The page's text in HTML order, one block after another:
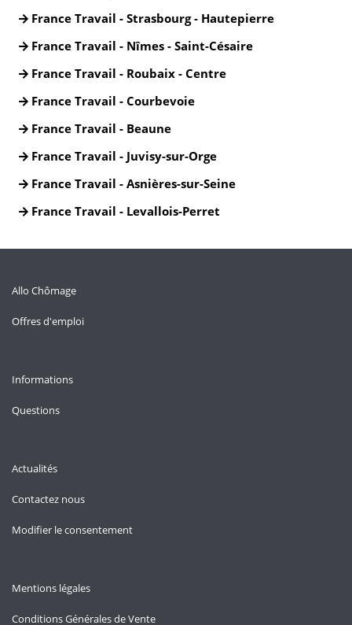
France Travail - Strasbourg - Hautepierre
France Travail - Nîmes - Saint-Césaire
France Travail - Roubaix - Centre
France Travail - Courbevoie
France Travail - Beaune
France Travail - Juvisy-sur-Orge
France Travail - Asnières-sur-Seine
France Travail - Levallois-Perret
Allo Chômage
Offres d'emploi
Informations
Questions
Actualités
Contactez nous
Modifier le consentement
Mentions légales
Conditions Générales de Vente